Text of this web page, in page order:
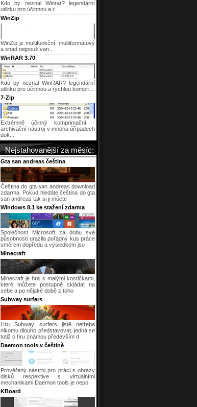
Kdo by neznal Winrar? legendární
utilitku pro účinnou a r...
WinZip
WinZip je multifunkční, multiformátový
a snad nejpoužívan...
WinRAR 3.70
Kdo by neznal WinRAR? legendární
utilitku pro účinnou a rychlou kompri...
7-Zip
Extrémně účinný komprimační -
archivační nástroj v mnoha úřípadech
dok...
Nejstahovanější za měsíc:
Gta san andreas čeština
Čeština do gta san andreas download
zdarma. Pokud hledáte čeština do gta
san andreas tak si ji můete
Windows 8.1 ke stažení zdarma
Společnost Microsoft za dobu své
působnosti urazila pořádný kus práce
směrem dopředu a výsledkem jso
Minecraft
Minecraft je hra s malými kostičkami,
které můžete postupně skládat na
sebe a po nějaké době z toho
Subway surfers
Hru Subway surfers jistě netřeba
nikomu dlouho představovat, jedná se
totiž o hru známou především d
Daemon tools v češtině
Prověřený nástroj pro práci s obrazy
disků respektive s virtuálními
mechanikami Daemon tools je nepo
KBoard